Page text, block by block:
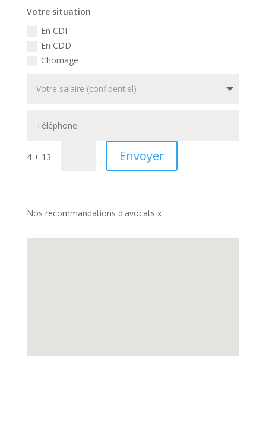
Votre situation
En CDI
En CDD
Chomage
4 + 13 = Envoyer
Nos recommandations d'avocats x